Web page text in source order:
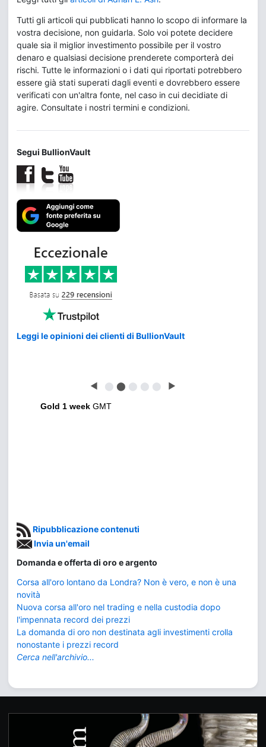
Tutti gli articoli qui pubblicati hanno lo scopo di informare la
vostra decisione, non guidarla. Solo voi potete decidere
quale sia il miglior investimento possibile per il vostro
denaro e qualsiasi decisione prenderete comporterà dei
rischi. Tutte le informazioni o i dati qui riportati potrebbero
essere già stati superati dagli eventi e dovrebbero essere
verificati con un'altra fonte, nel caso in cui decidiate di
agire. Consultate i nostri termini e condizioni.
Segui BullionVault
Leggi le opinioni dei clienti di BullionVault
◀ ⬤ ⬤ ⬤ ⬤ ⬤ ▶
Gold 1 week GMT
Ripubblicazione contenuti
Invia un'email
Domanda e offerta di oro e argento
Corsa all'oro lontano da Londra? Non è vero, e non è una
novità
Nuova corsa all'oro nel trading e nella custodia dopo
l'impennata record dei prezzi
La domanda di oro non destinata agli investimenti crolla
nonostante i prezzi record
Cerca nell'archivio...